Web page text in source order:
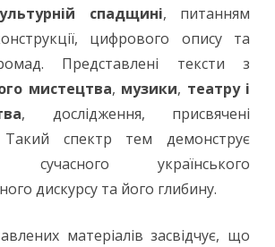
спадщині, питанням
цифрового опису та
Представлені тексти з
мистецтва, музики, театру і
, дослідження, присвячені
спектр тем демонструє
сучасного українського
дискурсу та його глибину.
матеріалів засвідчує, що